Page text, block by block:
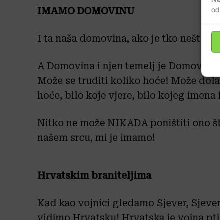
IMAMO DOMOVINU
I ta naša domovina, ako je tko nešto
A Domovina i njen temelj je
Može se truditi koliko hoće! Može
hoće, bilo koje vjere, bilo kojeg imena
Nitko ne može NIKADA poništiti ono
našem srcu, mi je imamo!
Hrvatskim braniteljima
Kad kao vojnici gledamo Sjever,